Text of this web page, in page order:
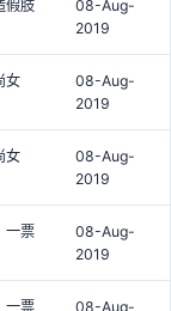
假肢
08-Aug-
2019
女
08-Aug-
2019
女
08-Aug-
2019
一票
08-Aug-
2019
一票
08-Aug-